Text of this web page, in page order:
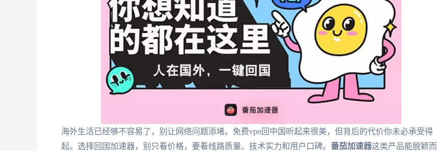
海外生活已经够不容易了，别让网络问题添堵。免费vpn回中国听起来很美，但背后的代价你未必承受得
起。选择回国加速器，别只看价格，要看线路质量、技术实力和用户口碑。 番茄加速器这类产品能脱颖而